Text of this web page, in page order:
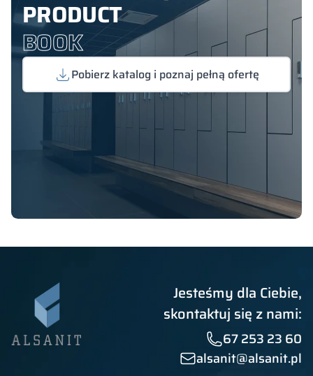
PRODUCT
BOOK
Pobierz katalog i poznaj pełną ofertę
Jesteśmy dla Ciebie,
skontaktuj się z nami:
67 253 23 60
alsanit@alsanit.pl